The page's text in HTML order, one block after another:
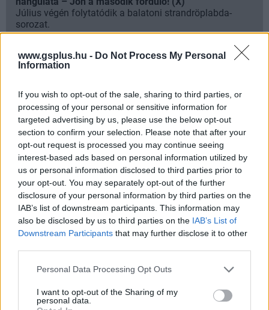
www.gsplus.hu - Do Not Process My Personal
Information
If you wish to opt-out of the sale, sharing to third parties, or
processing of your personal or sensitive information for
targeted advertising by us, please use the below opt-out
section to confirm your selection. Please note that after your
opt-out request is processed you may continue seeing
interest-based ads based on personal information utilized by
us or personal information disclosed to third parties prior to
your opt-out. You may separately opt-out of the further
disclosure of your personal information by third parties on the
IAB’s list of downstream participants. This information may
also be disclosed by us to third parties on the IAB’s List of
Downstream Participants that may further disclose it to other
Please note that this website/app uses one or more Google
not limited to your visit or usage behaviour. You may click to
grant or deny consent to Google and its third-party tags to
Personal Data Processing Opt Outs
I want to opt-out of the Sharing of my
personal data.
Július végén folytatódik a balatoni strandröplabda-
sorozat.
kiadás
#collector's edition
PlayStation 4
God of War (2018)
Istenien tálalva.